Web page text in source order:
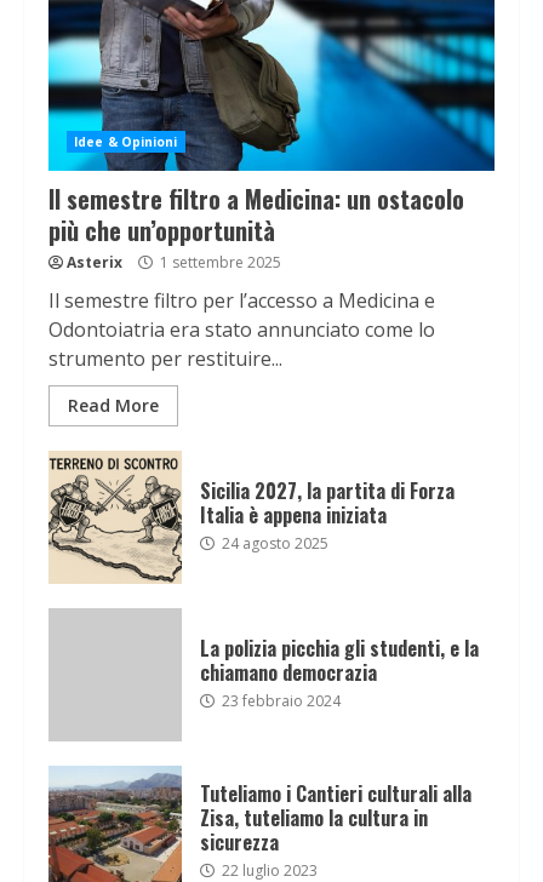
Idee & Opinioni
Il semestre filtro a Medicina: un ostacolo
più che un’opportunità
Asterix 1 settembre 2025
Il semestre filtro per l’accesso a Medicina e
Odontoiatria era stato annunciato come lo
strumento per restituire...
Read More
Sicilia 2027, la partita di Forza
Italia è appena iniziata
24 agosto 2025
La polizia picchia gli studenti, e la
chiamano democrazia
23 febbraio 2024
Tuteliamo i Cantieri culturali alla
Zisa, tuteliamo la cultura in
sicurezza
22 luglio 2023